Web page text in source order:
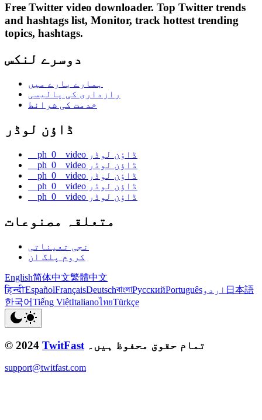
Free Twitter video downloader. Top Twitter trends
and hashtags list, Monitor, track hottest trending
topics, hashtags.
دوسرے لنکس
ہمارے بارے میں
رازداری کی پالیسی
خدمت کی شرائط
ڈاؤن لوڈر
__ph_0__video ڈاؤن لوڈر
__ph_0__video ڈاؤن لوڈر
__ph_0__video ڈاؤن لوڈر
__ph_0__video ڈاؤن لوڈر
__ph_0__video ڈاؤن لوڈر
متعلقہ مصنوعات
نجی تعیناتی
کروم پلگ ان
English简体中文繁體中文
हिन्दीEspañolFrançaisDeutschবাংলাРусскийPortuguêsاردو 日本語
한국어Tiếng ViệtItalianoไทยTürkçe
© 2024 TwitFast تمام حقوق محفوظ ہیں۔
support@twitfast.com